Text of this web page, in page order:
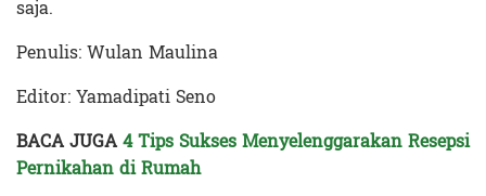
saja.
Penulis: Wulan Maulina
Editor: Yamadipati Seno
BACA JUGA4 Tips Sukses Menyelenggarakan Resepsi
Pernikahan di Rumah